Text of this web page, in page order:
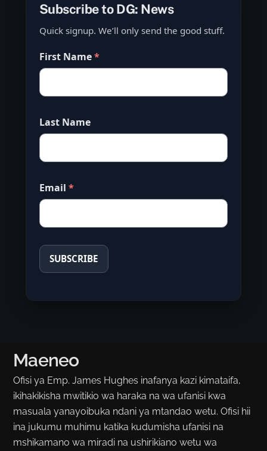
Subscribe to DG: News
Quick signup. We’ll only send the good stuff.
First Name
Last Name
Email
SUBSCRIBE
Maeneo
Ofisi ya Emp. James Hughes inafanya kazi kimataifa,
ikihakikisha mwitikio wa haraka na wa ufanisi kwa
masuala yanayoibuka ndani ya mtandao wetu. Ofisi hii
ina jukumu muhimu katika kudumisha ufanisi na
mshikamano wa miradi na ushirikiano wetu wa